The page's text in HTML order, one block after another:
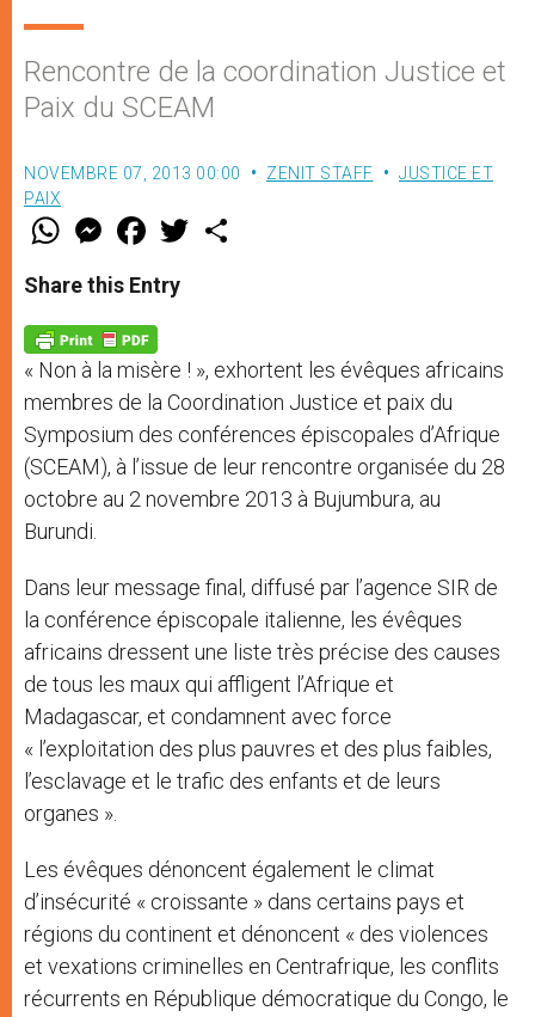
Rencontre de la coordination Justice et
Paix du SCEAM
NOVEMBRE 07, 2013 00:00 ZENIT STAFF
JUSTICE ET
PAIX
W
t
s
p
p
M
e
s
e
g
e
r
F
a
e
b
o
k
w
Share this Entry
« Non à la misère ! », exhortent les évêques africains
membres de la Coordination Justice et paix du
Symposium des conférences épiscopales d’Afrique
(SCEAM), à l’issue de leur rencontre organisée du 28
octobre au 2 novembre 2013 à Bujumbura, au
Burundi.
Dans leur message final, diffusé par l’agence SIR de
la conférence épiscopale italienne, les évêques
africains dressent une liste très précise des causes
de tous les maux qui affligent l’Afrique et
Madagascar, et condamnent avec force
« l’exploitation des plus pauvres et des plus faibles,
l’esclavage et le trafic des enfants et de leurs
organes ».
Les évêques dénoncent également le climat
d’insécurité « croissante » dans certains pays et
régions du continent et dénoncent « des violences
et vexations criminelles en Centrafrique, les conflits
récurrents en République démocratique du Congo, le